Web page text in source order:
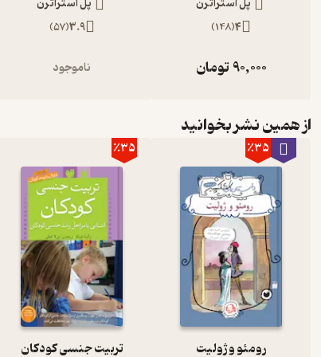
مشاهده کنید.
‌در بخشی از کتاب آشنایی با فیثاغورث می‌خوانیم
برخی از مورخین عقیده دارد که داستان مرگ هیپاسوس و قتل
باشد که به آن حادثه برمی‌گردد. مدارکی که درباره‌ی
اعتبار قابل‌اثباتی ندارند. چون فقط می‌توانیم مدارک
می‌سازند که تا حدودی می‌توانیم مطالبی درباره آن مطرح کنیم.
از طرف دیگر، فیثاغورثی‌ها همیشه با همدیگر بد نبودند.
گرفتند و در ضیافت با گوشت کباب شده‌ی گاو از مهمانان
خود داشته‌اند.
پل استراترن
4
(
148
)
90,000تومان
پل استراترن
3.9
(
57
)
ناموجود
از همین نشر بخوانید
٪35
رومئو و ژولیت
٪35
تربیت جنسی کودکان